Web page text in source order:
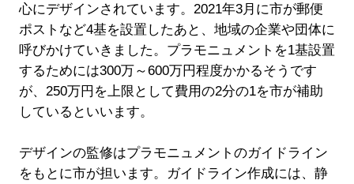
心にデザインされています。2021年3月に市が郵便
ポストなど4基を設置したあと、地域の企業や団体に
呼びかけていきました。プラモニュメントを1基設置
するためには300万～600万円程度かかるそうです
が、250万円を上限として費用の2分の1を市が補助
しているといいます。
デザインの監修はプラモニュメントのガイドライン
をもとに市が担います。ガイドライン作成には、静